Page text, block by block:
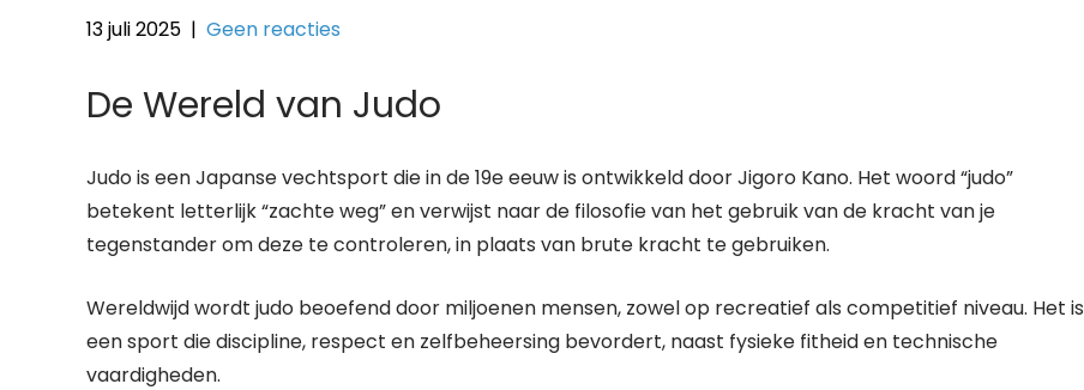
13 juli 2025 | Geen reacties
De Wereld van Judo
Judo is een Japanse vechtsport die in de 19e eeuw is ontwikkeld door Jigoro Kano. Het woord “judo”
betekent letterlijk “zachte weg” en verwijst naar de filosofie van het gebruik van de kracht van je
tegenstander om deze te controleren, in plaats van brute kracht te gebruiken.
Wereldwijd wordt judo beoefend door miljoenen mensen, zowel op recreatief als competitief niveau. Het is
een sport die discipline, respect en zelfbeheersing bevordert, naast fysieke fitheid en technische
vaardigheden.